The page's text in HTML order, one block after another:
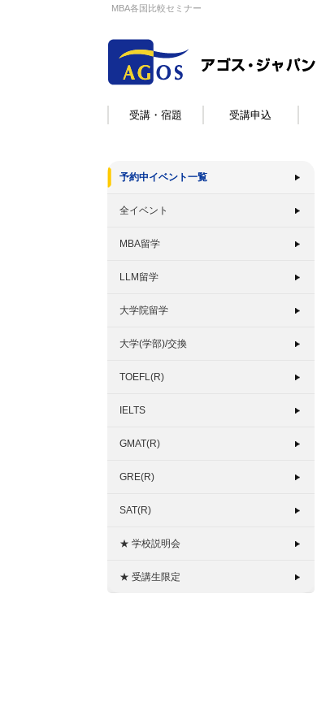
MBA各国比較セミナー
受講・宿題 受講申込
予約中イベント一覧
全イベント
MBA留学
LLM留学
大学院留学
大学(学部)/交換
TOEFL(R)
IELTS
GMAT(R)
GRE(R)
SAT(R)
★ 学校説明会
★ 受講生限定